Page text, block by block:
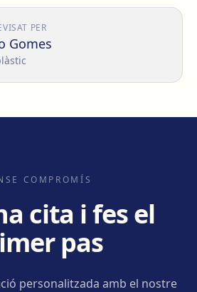
PER
Gomes
COMPROMÍS
cita i fes el
pas
personalitzada amb el nostre